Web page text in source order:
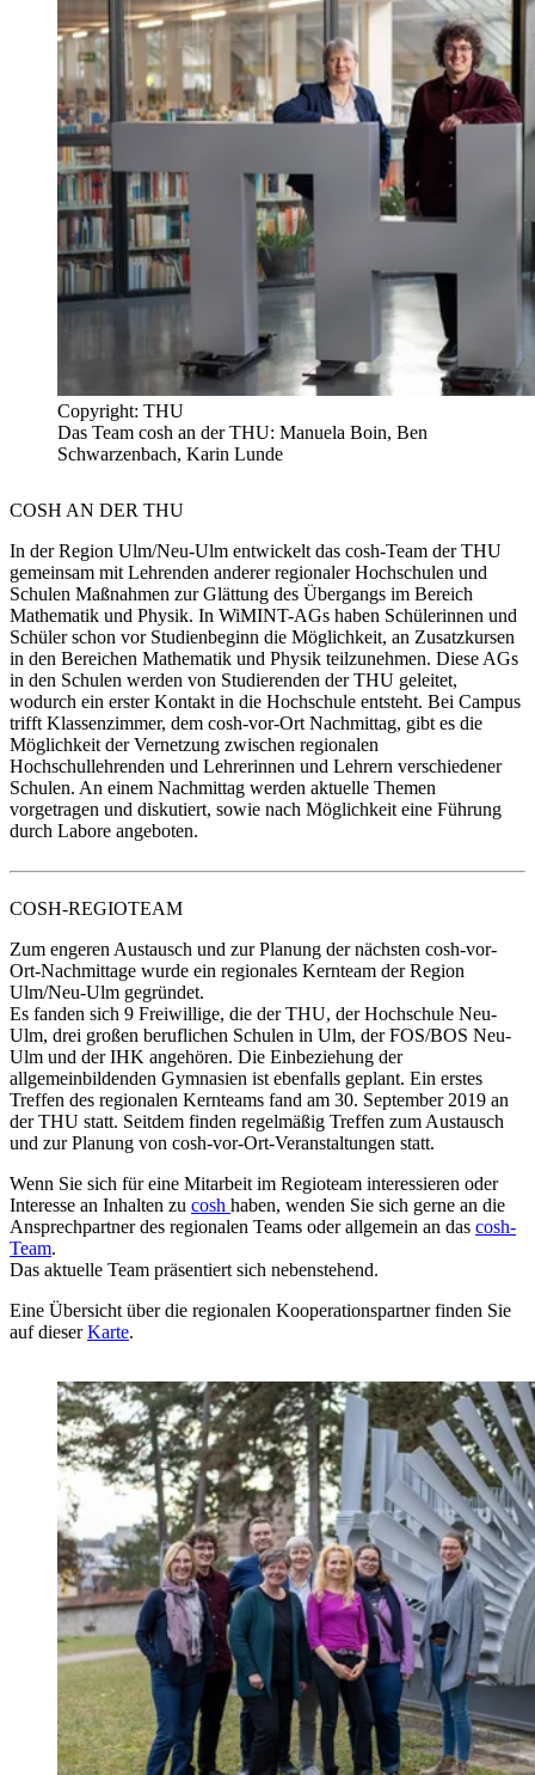
Copyright: THU
Das Team cosh an der THU: Manuela Boin, Ben
Schwarzenbach, Karin Lunde
COSH AN DER THU
In der Region Ulm/Neu-Ulm entwickelt das cosh-Team der THU
gemeinsam mit Lehrenden anderer regionaler Hochschulen und
Schulen Maßnahmen zur Glättung des Übergangs im Bereich
Mathematik und Physik. In WiMINT-AGs haben Schülerinnen und
Schüler schon vor Studienbeginn die Möglichkeit, an Zusatzkursen
in den Bereichen Mathematik und Physik teilzunehmen. Diese AGs
in den Schulen werden von Studierenden der THU geleitet,
wodurch ein erster Kontakt in die Hochschule entsteht. Bei Campus
trifft Klassenzimmer, dem cosh-vor-Ort Nachmittag,​ gibt es die
Möglichkeit der Vernetzung zwischen regionalen
Hochschullehrenden und Lehrerinnen und Lehrern verschiedener
Schulen. An einem Nachmittag werden aktuelle Themen
vorgetragen und diskutiert, sowie nach Möglichkeit eine Führung
durch Labore angeboten.
COSH-REGIOTEAM
Zum engeren Austausch und zur Planung der nächsten cosh-vor-
Ort-Nachmittage wurde ein regionales Kernteam der Region
Ulm/Neu-Ulm gegründet.​
Es fanden sich 9 Freiwillige, die der THU, der Hochschule Neu-
Ulm, drei großen beruflichen Schulen in Ulm, der FOS/BOS Neu-
Ulm und der IHK angehören. Die Einbeziehung der
allgemeinbildenden Gymnasien ist ebenfalls geplant. Ein erstes
Treffen des regionalen Kernteams fand am 30. September 2019 an
der THU statt. Seitdem finden regelmäßig Treffen zum Austausch
und zur Planung von cosh-vor-Ort-Veranstaltungen statt.
Wenn Sie sich für eine Mitarbeit im Regioteam interessieren oder
Interesse an Inhalten zu cosh ​ haben, wenden Sie sich gerne an die
Ansprechpartner des regionalen Teams oder allgemein an das cosh-
Team​.​
Das aktuelle Team präsentiert sich nebenstehend.
Eine Übersicht über die regionalen Kooperationspartner finden Sie
auf dieserKarte.